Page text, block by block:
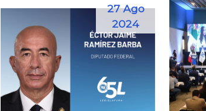
27 Ago
2024